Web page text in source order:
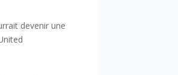
devenir une